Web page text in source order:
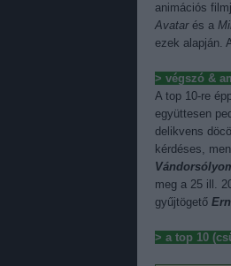
animációs
Avatarés a
ezek alapján.
> végszó &
A top 10-re
együttesen
delikvens
kérdéses,
meg a 25 ill.
gyűjtögető
> a top 10